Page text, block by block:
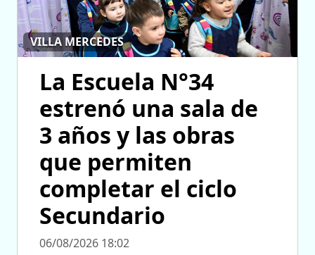
VILLA MERCEDES
La Escuela N°34
estrenó una sala de
3 años y las obras
que permiten
completar el ciclo
Secundario
06/08/2026 18:02